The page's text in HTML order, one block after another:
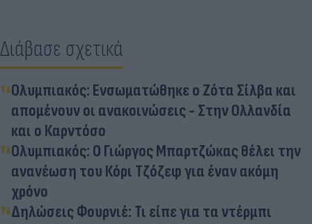
Διάβασε σχετικά
Ολυμπιακός: Ενσωματώθηκε ο Ζότα Σίλβα και
απομένουν οι ανακοινώσεις - Στην Ολλανδία
και ο Καρντόσο
Ολυμπιακός: Ο Γιώργος Μπαρτζώκας θέλει την
ανανέωση του Κόρι Τζόζεφ για έναν ακόμη
χρόνο
Δηλώσεις Φουρνιέ: Τι είπε για τα ντέρμπι